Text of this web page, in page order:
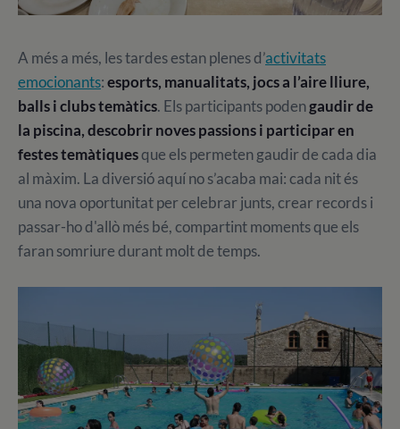
A més a més, les tardes estan plenes d’activitats
emocionants:esports, manualitats, jocs a l’aire lliure,
balls i clubs temàtics. Els participants podengaudir de
la piscina, descobrir noves passions i participar en
festes temàtiquesque els permeten gaudir de cada dia
al màxim. La diversió aquí no s’acaba mai: cada nit és
una nova oportunitat per celebrar junts, crear records i
passar-ho d'allò més bé, compartint moments que els
faran somriure durant molt de temps.